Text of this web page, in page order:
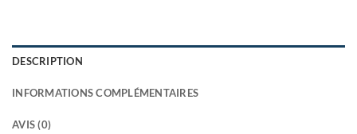
DESCRIPTION
INFORMATIONS COMPLÉMENTAIRES
AVIS (0)